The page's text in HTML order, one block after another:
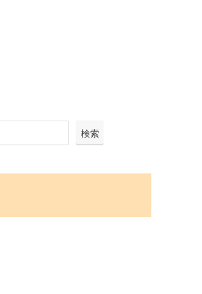
検索